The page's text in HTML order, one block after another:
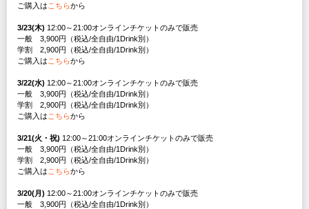
ご購入は こちらから
3/23(木) 12:00～21:00オンラインチケットのみで販売
一般 3,900円（税込/全自由/1Drink別）
学割 2,900円（税込/全自由/1Drink別）
ご購入は こちらから
3/22(水) 12:00～21:00オンラインチケットのみで販売
一般 3,900円（税込/全自由/1Drink別）
学割 2,900円（税込/全自由/1Drink別）
ご購入は こちらから
3/21(火・祝) 12:00～21:00オンラインチケットのみで販売
一般 3,900円（税込/全自由/1Drink別）
学割 2,900円（税込/全自由/1Drink別）
ご購入は こちらから
3/20(月) 12:00～21:00オンラインチケットのみで販売
一般 3,900円（税込/全自由/1Drink別）